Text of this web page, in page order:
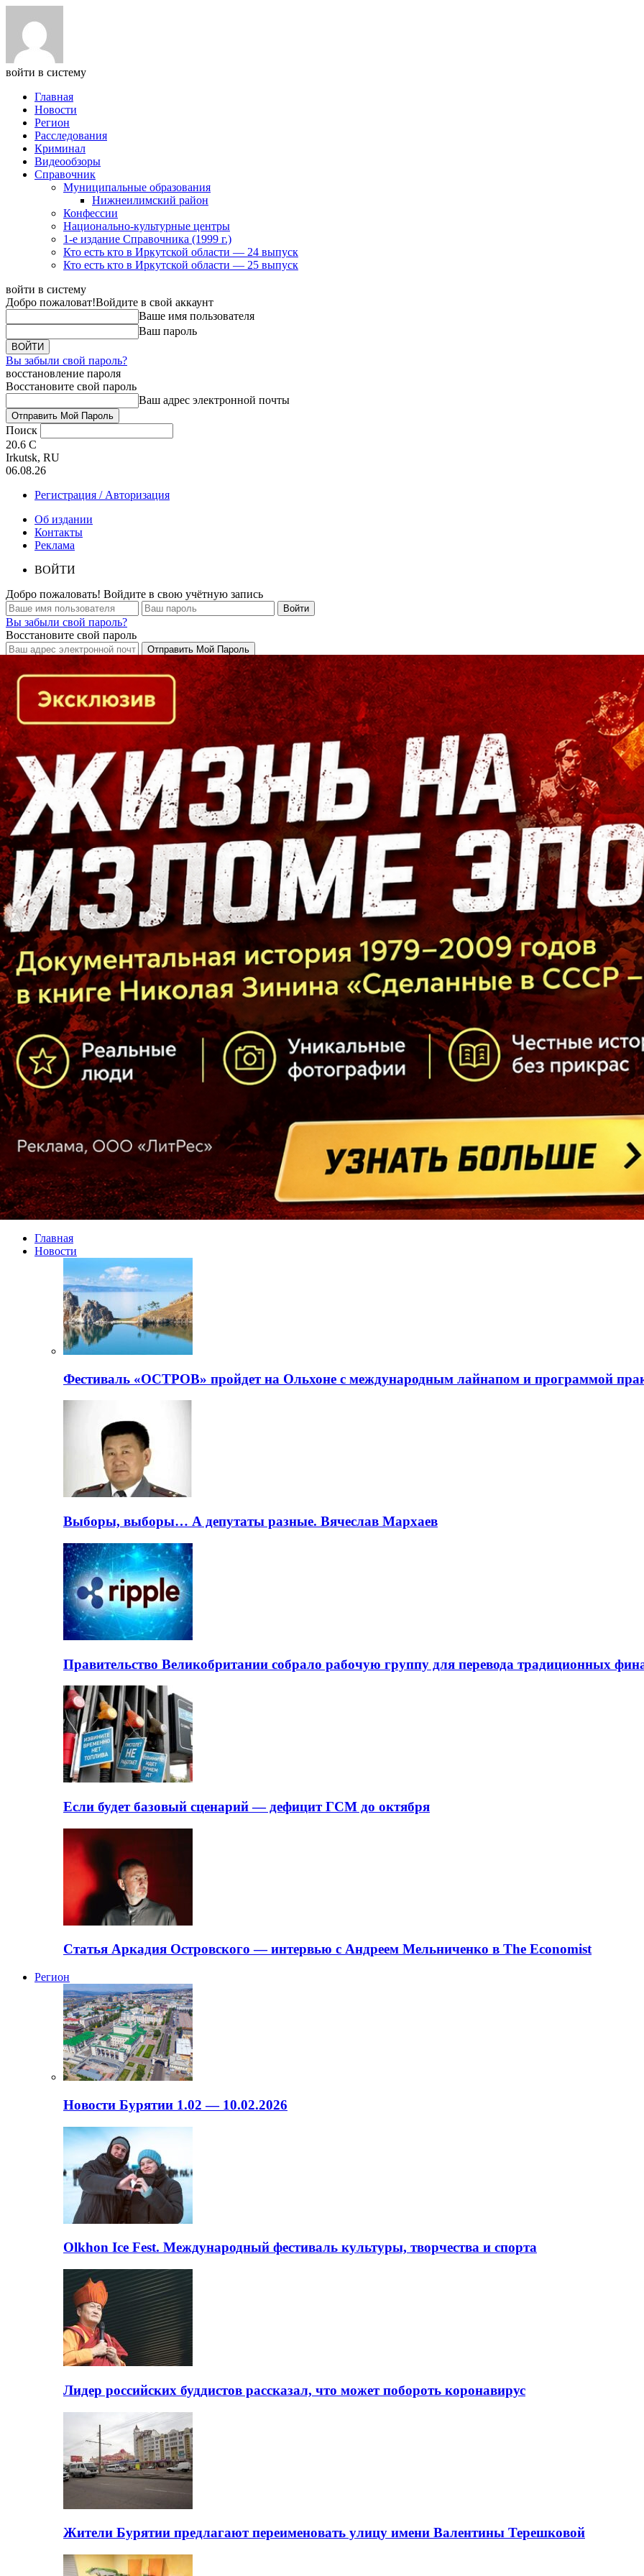
войти в систему
Главная
Новости
Регион
Расследования
Криминал
Видеообзоры
Справочник
Муниципальные образования
Нижнеилимский район
Конфессии
Национально-культурные центры
1-е издание Справочника (1999 г.)
Кто есть кто в Иркутской области — 24 выпуск
Кто есть кто в Иркутской области — 25 выпуск
войти в систему
Добро пожаловат!Войдите в свой аккаунт
Ваше имя пользователя
Ваш пароль
Вы забыли свой пароль?
восстановление пароля
Восстановите свой пароль
Ваш адрес электронной почты
Поиск
20.6 C
Irkutsk, RU
06.08.26
Регистрация / Авторизация
Об издании
Контакты
Реклама
ВОЙТИ
Добро пожаловать! Войдите в свою учётную запись
Вы забыли свой пароль?
Восстановите свой пароль
Кто есть кто в Байкальском регионе
Главная
Новости
Фестиваль «ОСТРОВ» пройдет на Ольхоне с международным лайнапом и программой
Выборы, выборы… А депутаты разные. Вячеслав Мархаев
Правительство Великобритании собрало рабочую группу для перевода традиционных
Если будет базовый сценарий — дефицит ГСМ до октября
Статья Аркадия Островского — интервью с Андреем Мельниченко в The Economist
Регион
Новости Бурятии 1.02 — 10.02.2026
Olkhon Ice Fest. Международный фестиваль культуры, творчества и спорта
Лидер российских буддистов рассказал, что может побороть коронавирус
Жители Бурятии предлагают переименовать улицу имени Валентины Терешковой